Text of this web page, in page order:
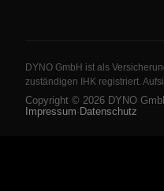
DYNO GmbH ist als
zuständigen IHK registriert.
Copyright © 2026 DYNO
Impressum· Datenschutz